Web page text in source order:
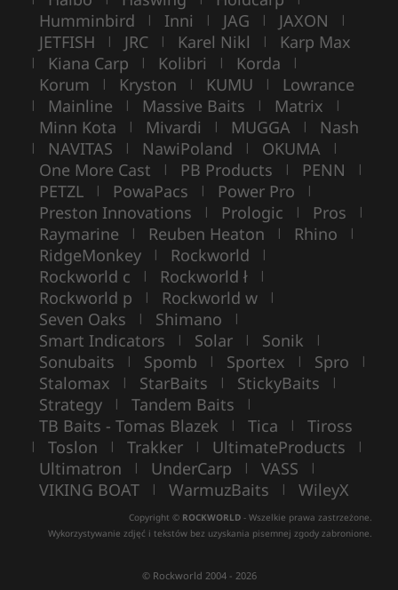
Humminbird | Inni | JAG | JAXON |
JETFISH | JRC | Karel Nikl | Karp Max
| Kiana Carp | Kolibri | Korda |
Korum | Kryston | KUMU | Lowrance
| Mainline | Massive Baits | Matrix |
Minn Kota | Mivardi | MUGGA | Nash
| NAVITAS | NawiPoland | OKUMA |
One More Cast | PB Products | PENN |
PETZL | PowaPacs | Power Pro |
Preston Innovations | Prologic | Pros |
Raymarine | Reuben Heaton | Rhino |
RidgeMonkey | Rockworld |
Rockworld c | Rockworld ł |
Rockworld p | Rockworld w |
Seven Oaks | Shimano |
Smart Indicators | Solar | Sonik |
Sonubaits | Spomb | Sportex | Spro |
Stalomax | StarBaits | StickyBaits |
Strategy | Tandem Baits |
TB Baits - Tomas Blazek | Tica | Tiross
| Toslon | Trakker | UltimateProducts |
Ultimatron | UnderCarp | VASS |
VIKING BOAT | WarmuzBaits | WileyX
Copyright © ROCKWORLD - Wszelkie prawa zastrzeżone.
Wykorzystywanie zdjęć i tekstów bez uzyskania pisemnej zgody zabronione.
© Rockworld 2004 - 2026